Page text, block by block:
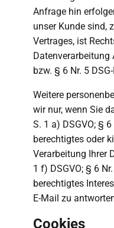
Anfrage hin
unser Kunde sind,
Vertrages, ist
Datenverarbeitung
bzw. § 6 Nr. 5 DSG-
Weitere
wir nur, wenn Sie
S. 1 a) DSGVO; §
berechtigtes oder
Verarbeitung Ihrer
1 f) DSGVO; § 6
berechtigtes
E-Mail zu
Cookies